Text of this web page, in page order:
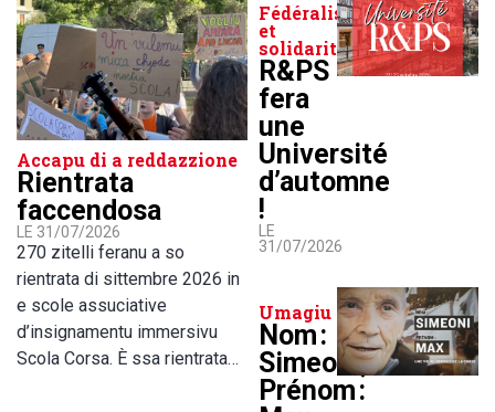
Accapu di a reddazzione
Rientrata
faccendosa
LE 31/07/2026
270 zitelli feranu a so
rientrata di sittembre 2026 in
e scole assuciative
d’insignamentu immersivu
Scola Corsa. È ssa rientrata…
Fédéralisme
et
solidarité
R&PS
fera
une
Université
d’automne
!
LE
31/07/2026
Umagiu
Nom :
Simeoni,
Prénom :